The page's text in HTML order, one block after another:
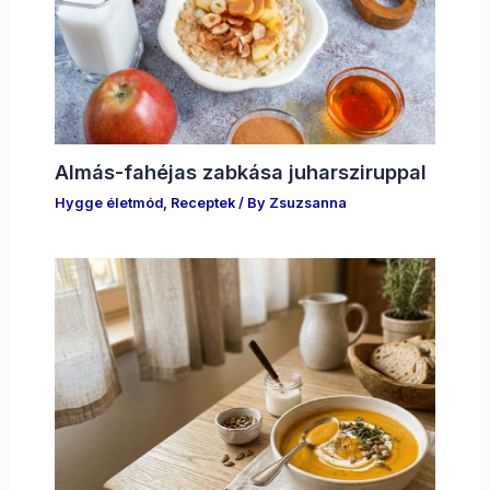
Almás-fahéjas zabkása juharsziruppal
Hygge életmód, Receptek/ By Zsuzsanna